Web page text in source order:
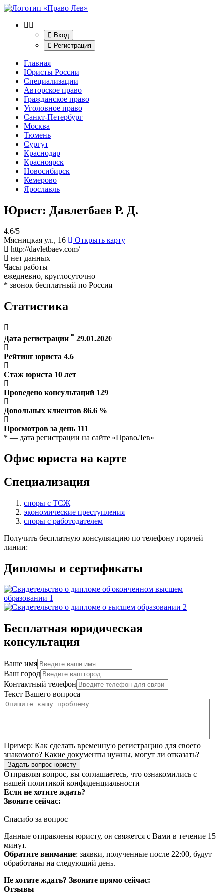
Вход
Регистрация
Главная
Юристы России
Специализации
Авторское право
Гражданское право
Уголовное право
Санкт-Петербург
Москва
Тюмень
Сургут
Краснодар
Красноярск
Новосибирск
Кемерово
Ярославль
Юрист: Давлетбаев Р. Д.
4.6/5
Мясницкая ул., 16
Открыть карту
http://davletbaev.com/
нет данных
Часы работы
ежедневно, круглосуточно
* звонок бесплатный по России
Статистика
Дата регистрации * 29.01.2020
Рейтинг юриста 4.6
Стаж юриста 10 лет
Проведено консультаций 129
Довольных клиентов 86.6 %
Просмотров за день 111
* — дата регистрации на сайте «ПравоЛев»
Офис юриста на карте
Специализация
споры с ТСЖ
экономические преступления
споры с работодателем
Получить бесплатную консультацию по телефону горячей
линии:
Дипломы и сертификаты
Бесплатная юридическая
консультация
Ваше имя
Ваш город
Контактный телефон
Текст Вашего вопроса
Пример: Как сделать временную регистрацию для своего
знакомого? Какие документы нужны, могут ли отказать?
Задать вопрос юристу
Отправляя вопрос, вы соглашаетесь, что ознакомились с
нашей политикой конфиденциальности
Если не хотите ждать?
Звоните сейчас:
Спасибо за вопрос
Данные отправлены юристу, он свяжется с Вами в течение 15
минут.
Обратите внимание: заявки, полученные после 22:00, будут
обработаны на следующий день.
Не хотите ждать? Звоните прямо сейчас:
Отзывы